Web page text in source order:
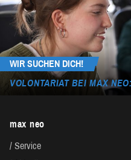
WIR SUCHEN DICH!
VOLONTARIAT BEI MAX
max neo
Service